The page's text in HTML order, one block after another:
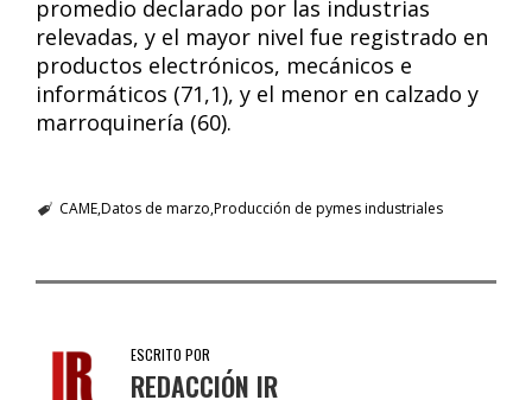
promedio declarado por las industrias
relevadas, y el mayor nivel fue registrado en
productos electrónicos, mecánicos e
informáticos (71,1), y el menor en calzado y
marroquinería (60).
CAMEDatos de marzo Producción de pymes industriales
ESCRITO POR
REDACCIÓN IR